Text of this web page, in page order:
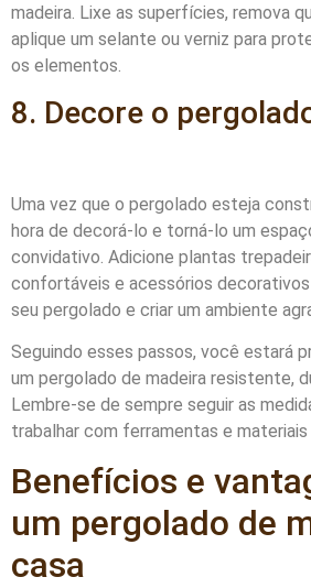
madeira. Lixe as superfícies, remova
aplique um selante ou verniz para
os elementos.
8. Decore o
Uma vez que o pergolado esteja
hora de decorá-lo e torná-lo um
convidativo. Adicione plantas
confortáveis ​​e acessórios decorativos
seu pergolado e criar um ambiente
Seguindo esses passos, você estará
um pergolado de madeira resistente,
Lembre-se de sempre seguir as
trabalhar com ferramentas e
Benefícios e
um pergolado de
casa